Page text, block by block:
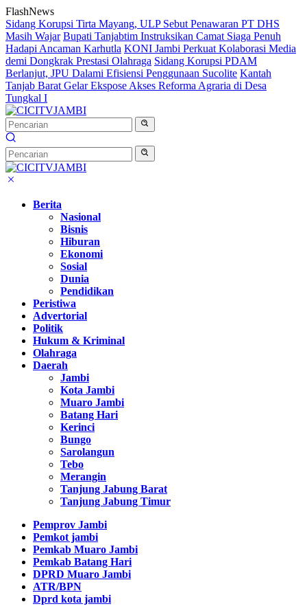
Langsung
ke
konten
FlashNews
Sidang Korupsi Tirta Mayang, ULP Sebut Penawaran PT DHS
Masih Wajar Bupati Tanjabtim Instruksikan Camat Siaga Penuh
Hadapi Ancaman Karhutla KONI Jambi Perkuat Kolaborasi Media
demi Dongkrak Prestasi Olahraga Sidang Korupsi PDAM
Berlanjut, JPU Dalami Efisiensi Penggunaan Sucolite Kantah
Tanjab Barat Gelar Ekspose Akses Reforma Agraria di Desa
Tungkal I
Berita
Nasional
Bisnis
Hiburan
Ekonomi
Sosial
Dunia
Pendidikan
Peristiwa
Advertorial
Politik
Hukum & Kriminal
Olahraga
Daerah
Jambi
Kota Jambi
Muaro Jambi
Batang Hari
Kerinci
Bungo
Sarolangun
Tebo
Merangin
Tanjung Jabung Barat
Tanjung Jabung Timur
Pemprov Jambi
Pemkot jambi
Pemkab Muaro Jambi
Pemkab Batang Hari
DPRD Muaro Jambi
ATR/BPN
Dprd kota jambi